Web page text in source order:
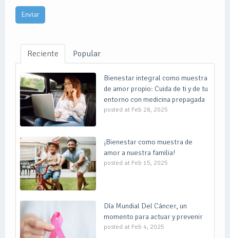
Reciente Popular
Bienestar integral como muestra
de amor propio: Cuida de ti y de tu
entorno con medicina prepagada
posted at Feb 28, 2025
¡Bienestar como muestra de
amor a nuestra familia!
posted at Feb 15, 2025
Día Mundial Del Cáncer, un
momento para actuar y prevenir
posted at Feb 4, 2025